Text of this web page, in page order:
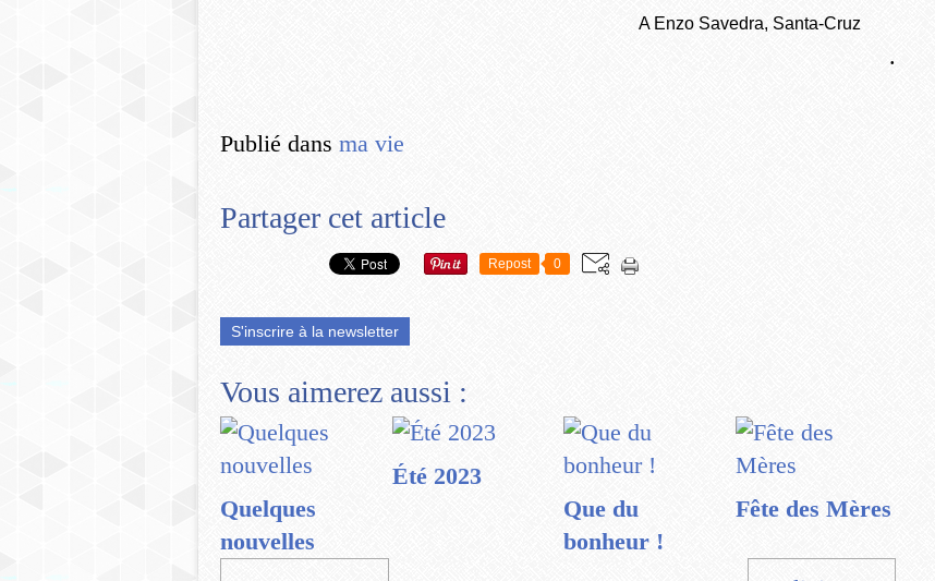
A Enzo Savedra, Santa-Cruz
.
Publié dans ma vie
Partager cet article
Repost 0
S'inscrire à la newsletter
Vous aimerez aussi :
Quelques
nouvelles
Été 2023
Que du
bonheur !
Fête des Mères